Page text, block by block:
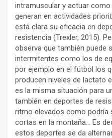
intramuscular y actuar
generan en actividades
está clara su eficacia en
resistencia (Trexler, 2015).
observa que también puede
intermitentes como los de
por ejemplo en el fútbol los
producen niveles de lactato
es la misma situación para
también en deportes de
ritmo elevados como podría
cortas en la montaña… Es
estos deportes se da